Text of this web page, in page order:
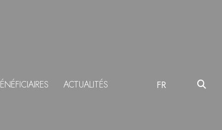
ACTUALITÉS FR